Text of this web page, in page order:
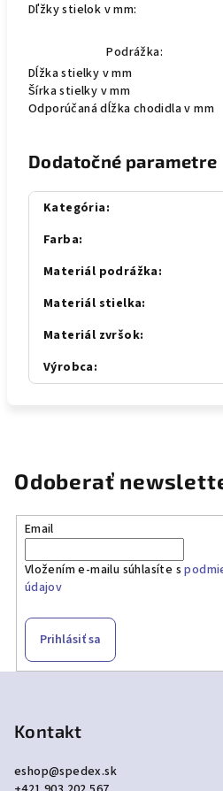
Dľžky stielok v mm:
Podrážka:
Dĺžka stielky v mm
Šírka stielky v mm
Odporúčaná dĺžka chodidla v mm
Dodatočné parametre
Kategória:
Farba:
Materiál podrážka:
Materiál stielka:
Materiál zvršok:
Výrobca:
Odoberať
Email
Vložením e-mailu súhlasíte s
údajov
Prihlásiť sa
Kontakt
eshop@spedex.sk